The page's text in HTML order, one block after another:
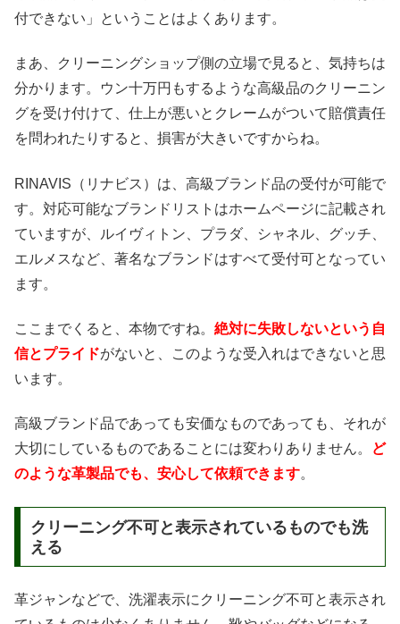
付できない」ということはよくあります。
まあ、クリーニングショップ側の立場で見ると、気持ちは
分かります。ウン十万円もするような高級品のクリーニン
グを受け付けて、仕上が悪いとクレームがついて賠償責任
を問われたりすると、損害が大きいですからね。
RINAVIS（リナビス）は、高級ブランド品の受付が可能で
す。対応可能なブランドリストはホームページに記載され
ていますが、ルイヴィトン、プラダ、シャネル、グッチ、
エルメスなど、著名なブランドはすべて受付可となってい
ます。
ここまでくると、本物ですね。 絶対に失敗しないという自
信とプライドがないと、このような受入れはできないと思
います。
高級ブランド品であっても安価なものであっても、それが
大切にしているものであることには変わりありません。
ど
のような革製品でも、安心して依頼できます。
クリーニング不可と表示されているものでも洗
える
革ジャンなどで、洗濯表示にクリーニング不可と表示され